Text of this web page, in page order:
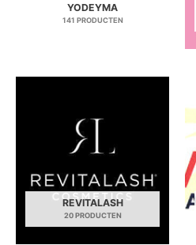
YODEYMA
141 PRODUCTEN
REVITALASH
20 PRODUCTEN